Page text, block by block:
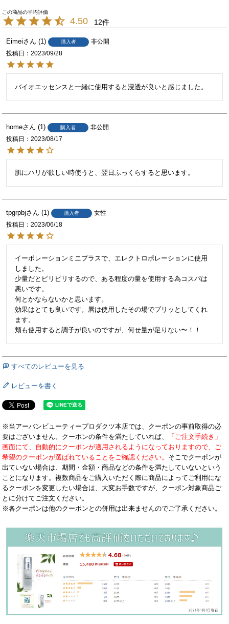
4.50 12
Eimei 1 購入者
非公開
投稿日
2023/09/28
バイオエッセンスと一緒に使用すると浸透が良いと感じました。
home 1 購入者
非公開
投稿日
2023/08/17
肌にハリが欲しい時使うと、翌日ふっくらすると思います。
tpgrpbj 1 購入者
女性
投稿日
2023/06/18
イーポレーションミニプラスで、エレクトロポレーションに使用
しました。
少量だとピリピリするので、ある程度の量を使用する為コスパは
悪いです。
何とかならないかと思います。
効果はとても良いです。唇は使用したその場でプリッとしてくれ
ます。
頬も使用すると調子が良いのですが、何せ量が足りない〜！！
すべてのレビューを見る
レビューを書く
※当アーバンビューティープロダクツ本店では、クーポンの事前取得の必
要はございません。クーポンの条件を満たしていれば、
「ご注文手続き」
画面にて、自動的にクーポンが適用されるようになっておりますので、ご
希望のクーポンが選ばれていることをご確認ください。 そこでクーポンが
出ていない場合は、期間・金額・商品などの条件を満たしていないという
ことになります。複数商品をご購入いただく際に商品によってご利用にな
るクーポンを変更したい場合は、大変お手数ですが、クーポン対象商品ご
とに分けてご注文ください。
※各クーポンは他のクーポンとの併用は出来ませんのでご了承ください。